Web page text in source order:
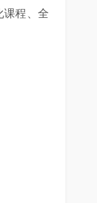
课程、全